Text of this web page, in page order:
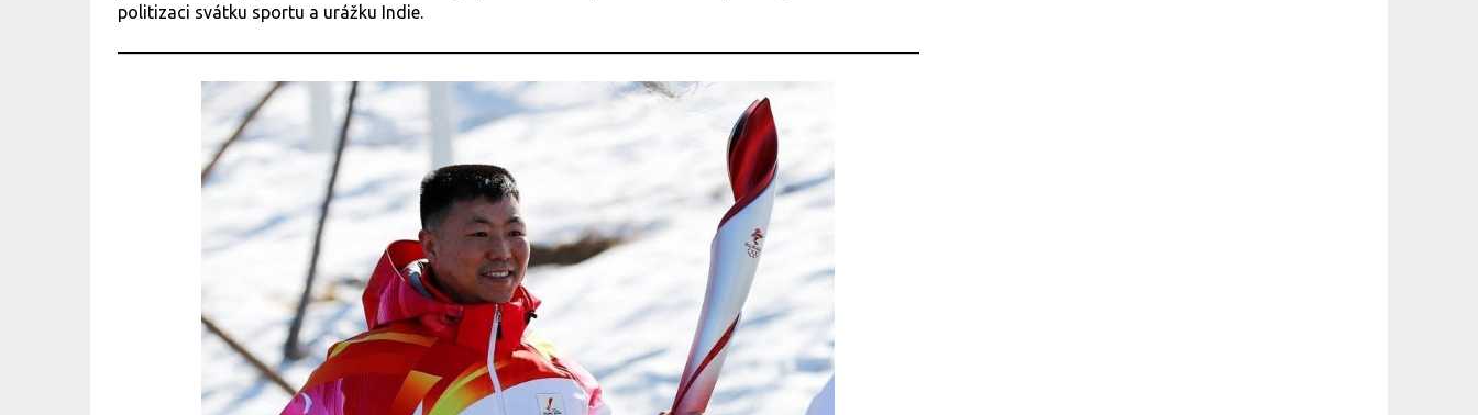
politizaci svátku sportu a urážku Indie.